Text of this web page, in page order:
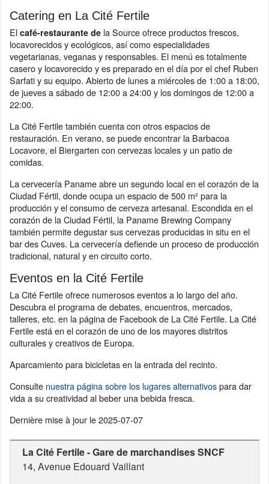
Catering en La Cité Fertile
El café-restaurante de la Source ofrece productos frescos,
locavorecidos y ecológicos, así como especialidades
vegetarianas, veganas y responsables. El menú es totalmente
casero y locavorecido y es preparado en el día por el chef Ruben
Sarfati y su equipo. Abierto de lunes a miércoles de 1:00 a 18:00,
de jueves a sábado de 12:00 a 24:00 y los domingos de 12:00 a
22:00.
La Cité Fertile también cuenta con otros espacios de
restauración. En verano, se puede encontrar la Barbacoa
Locavore, el Biergarten con cervezas locales y un patio de
comidas.
La cervecería Paname abre un segundo local en el corazón de la
Ciudad Fértil, donde ocupa un espacio de 500 m² para la
producción y el consumo de cerveza artesanal. Escondida en el
corazón de la Ciudad Fértil, la Paname Brewing Company
también permite degustar sus cervezas producidas in situ en el
bar des Cuves. La cervecería defiende un proceso de producción
tradicional, natural y en circuito corto.
Eventos en la Cité Fertile
La Cité Fertile ofrece numerosos eventos a lo largo del año.
Descubra el programa de debates, encuentros, mercados,
talleres, etc. en la página de Facebook de La Cité Fertile. La Cité
Fertile está en el corazón de uno de los mayores distritos
culturales y creativos de Europa.
Aparcamiento para bicicletas en la entrada del recinto.
Consulte nuestra página sobre los lugares alternativospara dar
vida a su creatividad al beber una bebida fresca.
Dernière mise à jour le2025-07-07
La Cité Fertile - Gare de marchandises SNCF
14, Avenue Edouard Vaillant